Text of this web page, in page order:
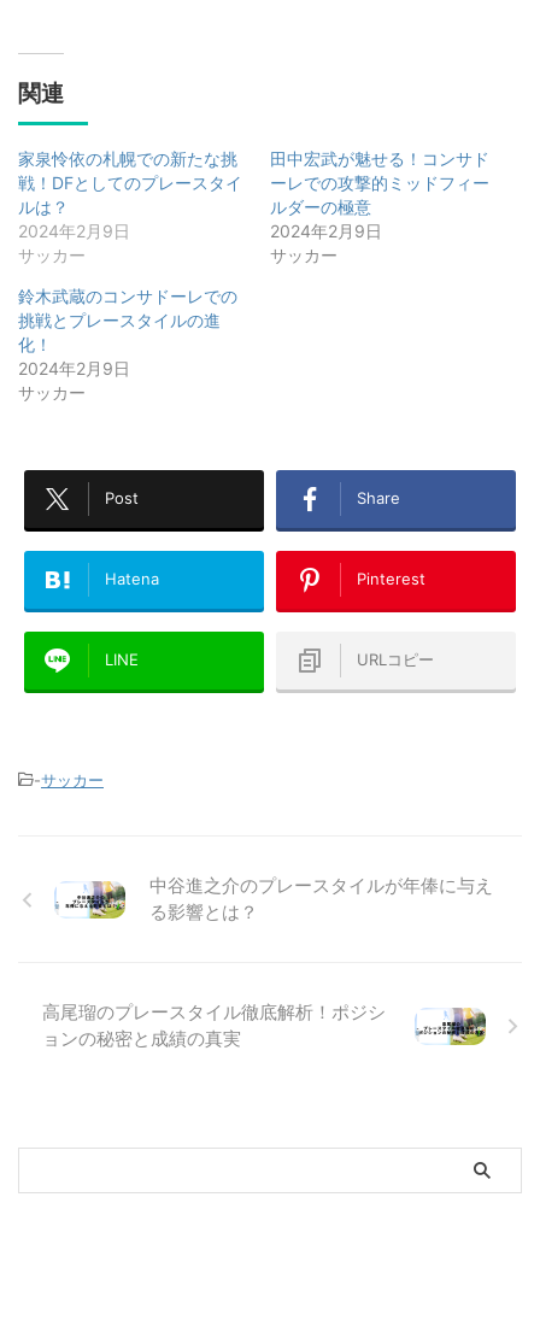
関連
家泉怜依の札幌での新たな挑
戦！DFとしてのプレースタイ
ルは？
2024年2月9日
サッカー
田中宏武が魅せる！コンサド
ーレでの攻撃的ミッドフィー
ルダーの極意
2024年2月9日
サッカー
鈴木武蔵のコンサドーレでの
挑戦とプレースタイルの進
化！
2024年2月9日
サッカー
Post Share
Hatena Pinterest
LINE URLコピー
-サッカー
中谷進之介のプレースタイルが年俸に与え
る影響とは？
高尾瑠のプレースタイル徹底解析！ポジシ
ョンの秘密と成績の真実